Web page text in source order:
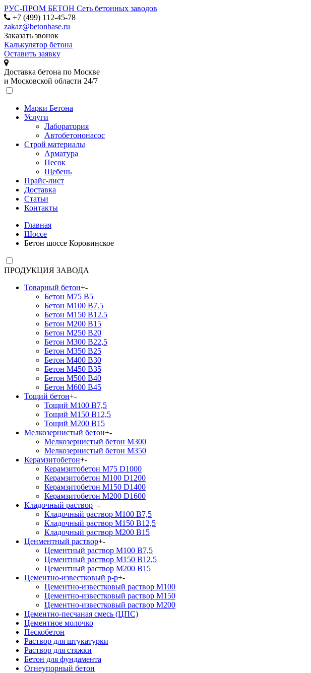
РУС-ПРОМ БЕТОН Сеть бетонных заводов
+7 (499) 112-45-78
zakaz@betonbase.ru
Заказать звонок
Калькулятор бетона
Оставить заявку
Доставка бетона по Москве
и Московской области 24/7
Марки Бетона
Услуги
Лаборатория
Автобетононасос
Строй материалы
Арматура
Песок
Щебень
Прайс-лист
Доставка
Статьи
Контакты
Главная
Шоссе
Бетон шоссе Коровинское
ПРОДУКЦИЯ ЗАВОДА
Товарный бетон+-
Бетон М75 В5
Бетон М100 В7.5
Бетон М150 В12.5
Бетон М200 В15
Бетон М250 В20
Бетон М300 В22,5
Бетон М350 В25
Бетон М400 В30
Бетон М450 В35
Бетон М500 В40
Бетон М600 В45
Тощий бетон+-
Тощий М100 В7,5
Тощий М150 В12,5
Тощий М200 В15
Мелкозернистый бетон+-
Мелкозернистый бетон М300
Мелкозернистый бетон М350
Керамзитобетон+-
Керамзитобетон М75 D1000
Керамзитобетон М100 D1200
Керамзитобетон М150 D1400
Керамзитобетон М200 D1600
Кладочный раствор+-
Кладочный раствор М100 В7,5
Кладочный раствор М150 В12,5
Кладочный раствор М200 В15
Ценментный раствор+-
Цементный раствор М100 B7,5
Цементный раствор М150 B12,5
Цементный раствор М200 B15
Цементно-известковый р-р+-
Цементно-известковый раствор М100
Цементно-известковый раствор М150
Цементно-известковый раствор М200
Цементно-песчаная смесь (ЦПС)
Цементное молочко
Пескобетон
Раствор для штукатурки
Раствор для стяжки
Бетон для фундамента
Огнеупорный бетон